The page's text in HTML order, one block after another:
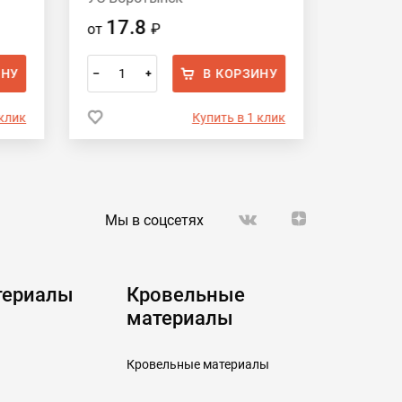
от 17.8₽
– + В КОРЗИНУ
Купить в 1 клик
Мы в соцсетях
Кровельные
материалы
Кровельные материалы